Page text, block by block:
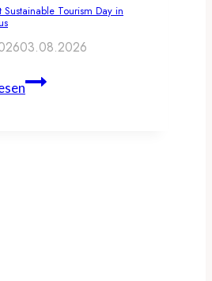
CreatorTourism Day in
03.08.2026
DZT